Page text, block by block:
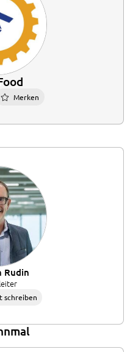
Merken
Rudin
schreiben